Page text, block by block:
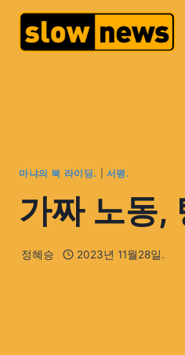
마냐의 북 라이딩. 서평.
가짜 노동,
정혜승 2023년 11월28일.